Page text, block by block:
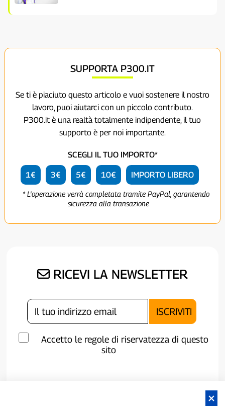
SUPPORTA P300.IT
Se ti è piaciuto questo articolo e vuoi sostenere il nostro
lavoro, puoi aiutarci con un piccolo contributo.
P300.it è una realtà totalmente indipendente, il tuo
supporto è per noi importante.
SCEGLI IL TUO IMPORTO*
1€ 3€ 5€ 10€ IMPORTO LIBERO
* L'operazione verrà completata tramite PayPal, garantendo
sicurezza alla transazione
RICEVI LA NEWSLETTER
Accetto le regole di riservatezza di questo
sito